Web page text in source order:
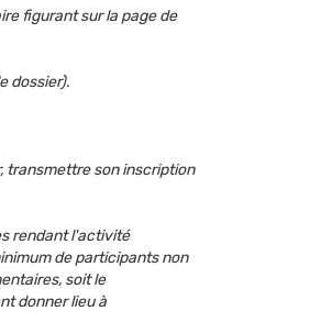
figurant sur la page de
dossier).
transmettre son inscription
rendant l'activité
de participants non
soit le
donner lieu à